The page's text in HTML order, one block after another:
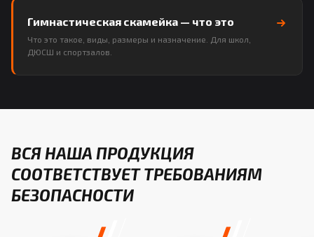
Гимнастическая скамейка — что это
Что это такое, виды, размеры и назначение. Для школ,
ДЮСШ и спортзалов.
ВСЯ НАША ПРОДУКЦИЯ
СООТВЕТСТВУЕТ ТРЕБОВАНИЯМ
БЕЗОПАСНОСТИ